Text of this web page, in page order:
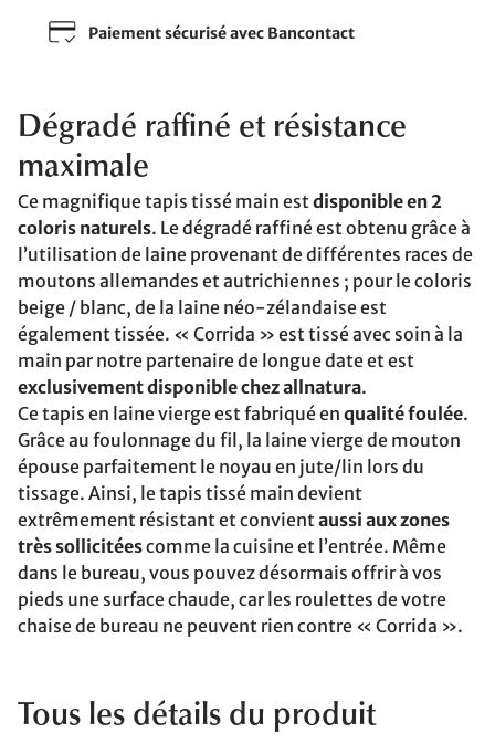
Paiement sécurisé avec Bancontact
Dégradé raffiné et résistance
maximale
Ce magnifique tapis tissé main estdisponible en 2
coloris naturels. Le dégradé raffiné est obtenu grâce à
l’utilisation de laine provenant de différentes races de
moutons allemandes et autrichiennes ; pour le coloris
beige / blanc, de la laine néo-zélandaise est
également tissée. « Corrida » est tissé avec soin à la
main par notre partenaire de longue date et est
exclusivement disponible chez allnatura.
Ce tapis en laine vierge est fabriqué en qualité foulée.
Grâce au foulonnage du fil, la laine vierge de mouton
épouse parfaitement le noyau en jute/lin lors du
tissage. Ainsi, le tapis tissé main devient
extrêmement résistant et convientaussi aux zones
très sollicitéescomme la cuisine et l’entrée. Même
dans le bureau, vous pouvez désormais offrir à vos
pieds une surface chaude, car les roulettes de votre
chaise de bureau ne peuvent rien contre « Corrida ».
Tous les détails du produit